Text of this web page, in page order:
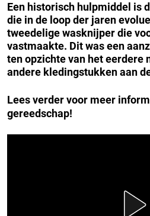
Een historisch hulpmiddel is
die in de loop der jaren
tweedelige wasknijper die
vastmaakte. Dit was een
ten opzichte van het eerdere
andere kledingstukken aan
Lees verder voor meer
gereedschap!